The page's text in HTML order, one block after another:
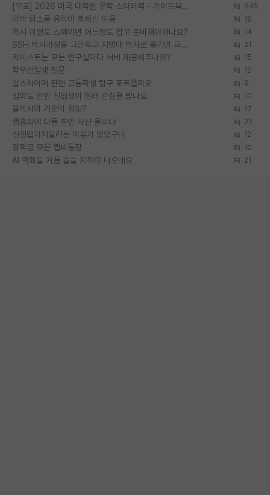
[무료] 2026 미국 대학원 유학 스타터팩 - 가이드북 & 합격자 컨택메일 템플릿 645
미박 탑스쿨 유학이 빡세진 이유 19
혹시 이정도 스펙이면 어느정도 잡고 준비해야하나요? 14
SSH 박사과정을 그만두고 지방대 박사로 옮기면 교수의 꿈은 끝일까요? 21
카이스트는 모든 연구실마다 서버 제공해주나요? 15
학부신입생 질문 12
알츠하이머 관련 고등학생 탐구 포트폴리오 9
입학도 안한 신입생이 원래 관심을 받나요 10
물박사의 기준이 뭐임? 17
랩홈피에 다들 본인 사진 올리냐 22
신생랩가지말라는 이유가 있었구나 12
장학금 모은 랩비통장 10
AI 학회들 거품 슬슬 지적이 나오네요 21